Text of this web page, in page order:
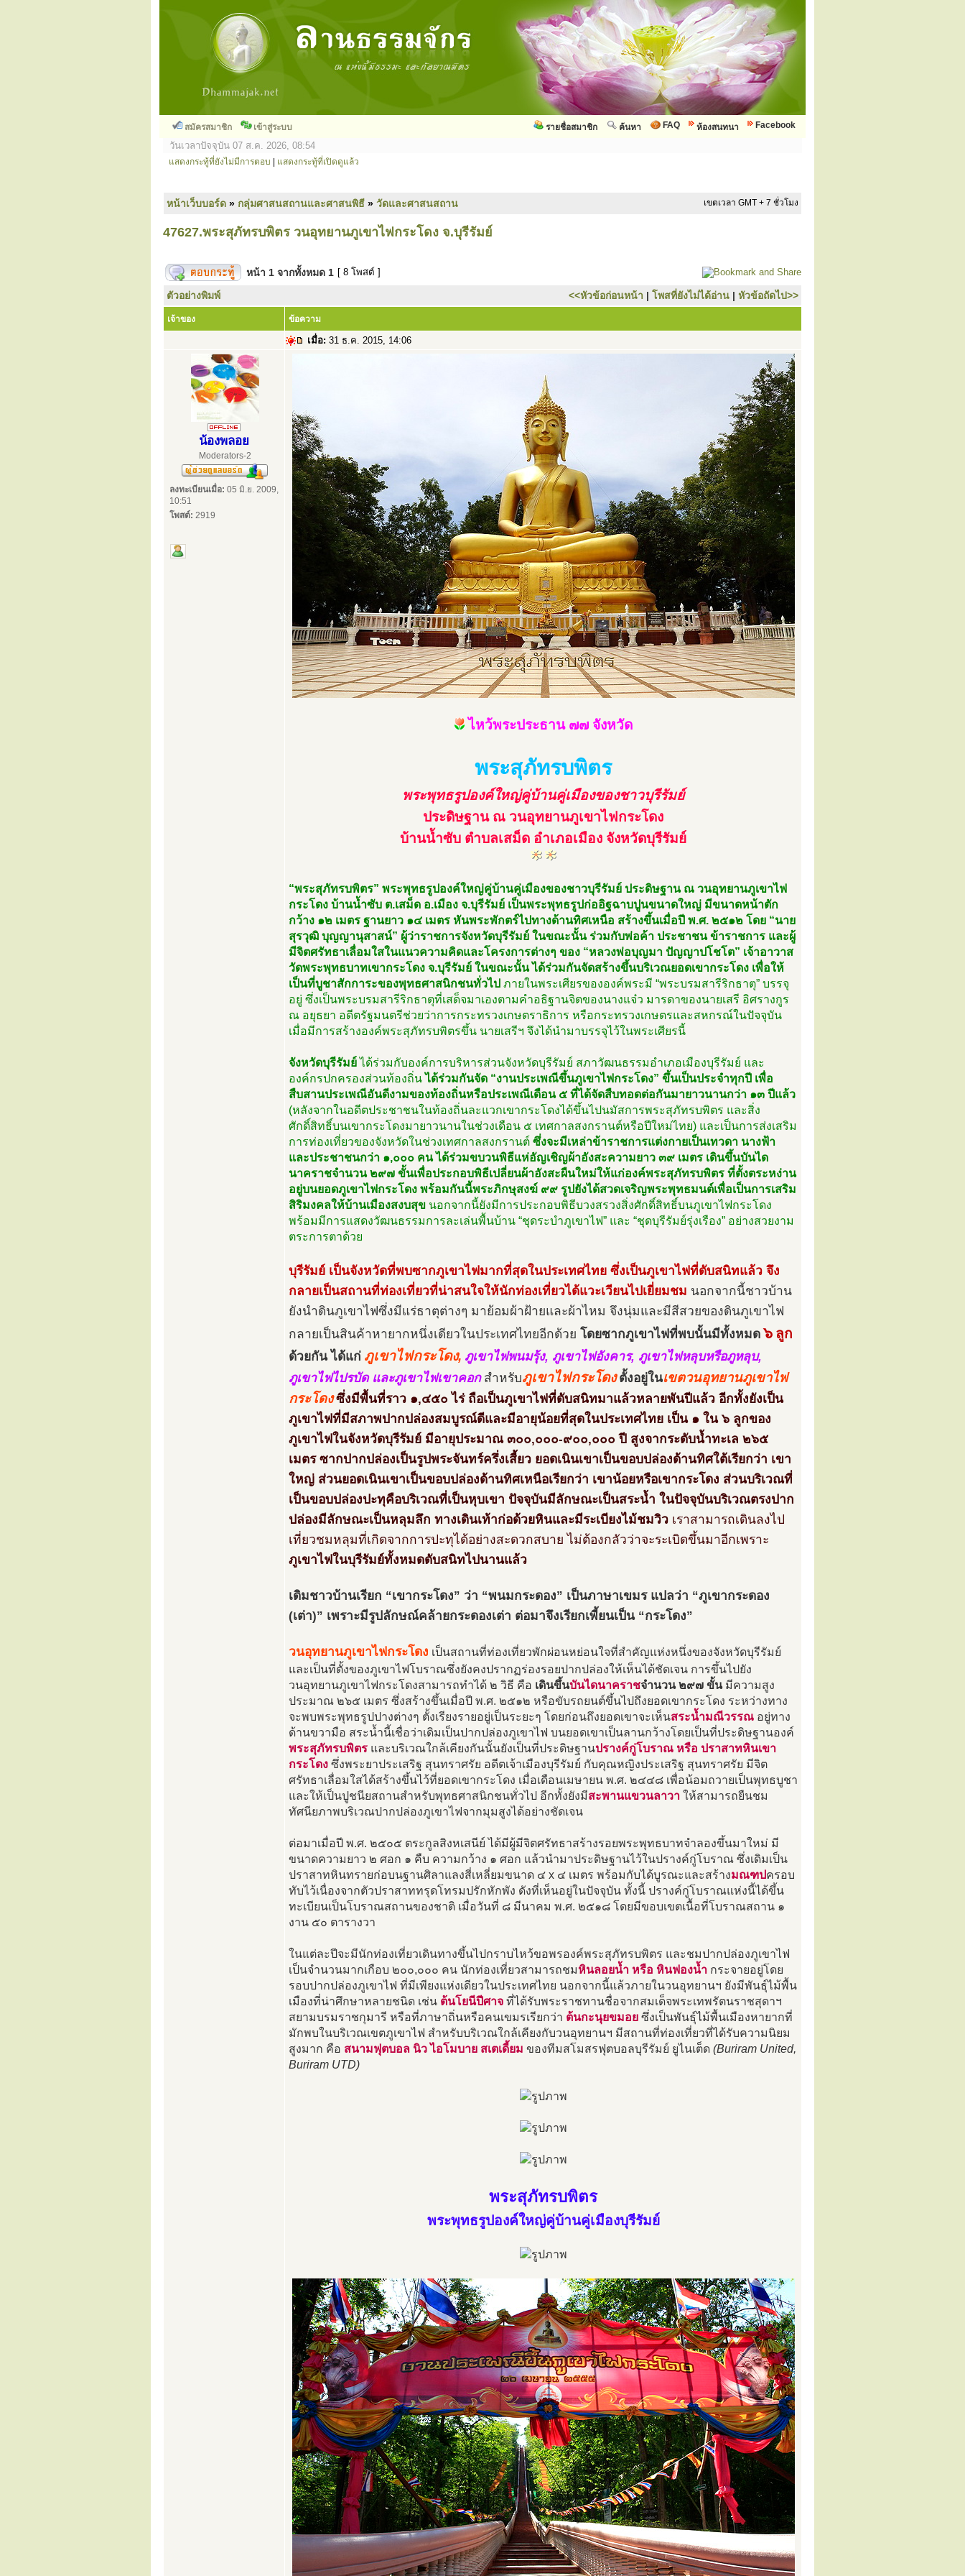
สมัครสมาชิก เข้าสู่ระบบ Facebook
ห้องสนทนา
FAQ
ค้นหา
รายชื่อสมาชิก
วันเวลาปัจจุบัน 07 ส.ค. 2026, 08:54
แสดงกระทู้ที่ยังไม่มีการตอบ แสดงกระทู้ที่เปิดดูแล้ว
หน้าเว็บบอร์ด » กลุ่มศาสนสถานและศาสนพิธี » วัดและศาสนสถาน เขตเวลา GMT + 7 ชั่วโมง
47627.พระสุภัทรบพิตร วนอุทยานภูเขาไฟกระโดง จ.บุรีรัมย์
หน้า 1 จากทั้งหมด 1 [ 8 โพสต์ ]
ตัวอย่างพิมพ์ <<หัวข้อก่อนหน้า | โพสที่ยังไม่ได้อ่าน | หัวข้อถัดไป>>
เจ้าของ ข้อความ
เมื่อ: 31 ธ.ค. 2015, 14:06
น้องพลอย
Moderators-2
ลงทะเบียนเมื่อ: 05 มิ.ย. 2009,
10:51
โพสต์: 2919
ไหว้พระประธาน ๗๗ จังหวัด
พระสุภัทรบพิตร
พระพุทธรูปองค์ใหญ่คู่บ้านคู่เมืองของชาวบุรีรัมย์
ประดิษฐาน ณ วนอุทยานภูเขาไฟกระโดง
บ้านน้ำซับ ตำบลเสม็ด อำเภอเมือง จังหวัดบุรีรัมย์
“พระสุภัทรบพิตร” พระพุทธรูปองค์ใหญ่คู่บ้านคู่เมืองของชาวบุรีรัมย์ ประดิษฐาน ณ วนอุทยานภูเขาไฟ
กระโดง บ้านน้ำซับ ต.เสม็ด อ.เมือง จ.บุรีรัมย์ เป็นพระพุทธรูปก่ออิฐฉาบปูนขนาดใหญ่ มีขนาดหน้าตัก
กว้าง ๑๒ เมตร ฐานยาว ๑๔ เมตร หันพระพักตร์ไปทางด้านทิศเหนือ สร้างขึ้นเมื่อปี พ.ศ. ๒๕๑๒ โดย “นาย
สุรวุฒิ บุญญานุสาสน์” ผู้ว่าราชการจังหวัดบุรีรัมย์ ในขณะนั้น ร่วมกับพ่อค้า ประชาชน ข้าราชการ และผู้
มีจิตศรัทธาเลื่อมใสในแนวความคิดและโครงการต่างๆ ของ “หลวงพ่อบุญมา ปัญญาปโชโต” เจ้าอาวาส
วัดพระพุทธบาทเขากระโดง จ.บุรีรัมย์ ในขณะนั้น ได้ร่วมกันจัดสร้างขึ้นบริเวณยอดเขากระโดง เพื่อให้
เป็นที่บูชาสักการะของพุทธศาสนิกชนทั่วไป ภายในพระเศียรขององค์พระมี “พระบรมสารีริกธาตุ” บรรจุ
อยู่ ซึ่งเป็นพระบรมสารีริกธาตุที่เสด็จมาเองตามคำอธิฐานจิตของนางแจ๋ว มารดาของนายเสรี อิศรางกูร
ณ อยุธยา อดีตรัฐมนตรีช่วยว่าการกระทรวงเกษตราธิการ หรือกระทรวงเกษตรและสหกรณ์ในปัจจุบัน
เมื่อมีการสร้างองค์พระสุภัทรบพิตรขึ้น นายเสรีฯ จึงได้นำมาบรรจุไว้ในพระเศียรนี้
จังหวัดบุรีรัมย์ได้ร่วมกับองค์การบริหารส่วนจังหวัดบุรีรัมย์ สภาวัฒนธรรมอำเภอเมืองบุรีรัมย์ และ
องค์กรปกครองส่วนท้องถิ่นได้ร่วมกันจัด “งานประเพณีขึ้นภูเขาไฟกระโดง” ขึ้นเป็นประจำทุกปี เพื่อ
สืบสานประเพณีอันดีงามของท้องถิ่นหรือประเพณีเดือน ๕ ที่ได้จัดสืบทอดต่อกันมายาวนานกว่า ๑๓ ปีแล้ว
(หลังจากในอดีตประชาชนในท้องถิ่นละแวกเขากระโดงได้ขึ้นไปนมัสการพระสุภัทรบพิตร และสิ่ง
ศักดิ์สิทธิ์บนเขากระโดงมายาวนานในช่วงเดือน ๕ เทศกาลสงกรานต์หรือปีใหม่ไทย) และเป็นการส่งเสริม
การท่องเที่ยวของจังหวัดในช่วงเทศกาลสงกรานต์ ซึ่งจะมีเหล่าข้าราชการแต่งกายเป็นเทวดา นางฟ้า
และประชาชนกว่า ๑,๐๐๐ คน ได้ร่วมขบวนพิธีแห่อัญเชิญผ้าอังสะความยาว ๓๙ เมตร เดินขึ้นบันได
นาคราชจำนวน ๒๙๗ ขั้นเพื่อประกอบพิธีเปลี่ยนผ้าอังสะผืนใหม่ให้แก่องค์พระสุภัทรบพิตร ที่ตั้งตระหง่าน
อยู่บนยอดภูเขาไฟกระโดง พร้อมกันนี้พระภิกษุสงฆ์ ๙๙ รูปยังได้สวดเจริญพระพุทธมนต์เพื่อเป็นการเสริม
สิริมงคลให้บ้านเมืองสงบสุข นอกจากนี้ยังมีการประกอบพิธีบวงสรวงสิ่งศักดิ์สิทธิ์บนภูเขาไฟกระโดง
พร้อมมีการแสดงวัฒนธรรมการละเล่นพื้นบ้าน “ชุดระบำภูเขาไฟ” และ “ชุดบุรีรัมย์รุ่งเรือง” อย่างสวยงาม
ตระการตาด้วย
บุรีรัมย์ เป็นจังหวัดที่พบซากภูเขาไฟมากที่สุดในประเทศไทย ซึ่งเป็นภูเขาไฟที่ดับสนิทแล้ว จึง
กลายเป็นสถานที่ท่องเที่ยวที่น่าสนใจให้นักท่องเที่ยวได้แวะเวียนไปเยี่ยมชม นอกจากนี้ชาวบ้าน
ยังนำดินภูเขาไฟซึ่งมีแร่ธาตุต่างๆ มาย้อมผ้าฝ้ายและผ้าไหม จึงนุ่มและมีสีสวยของดินภูเขาไฟ
กลายเป็นสินค้าหายากหนึ่งเดียวในประเทศไทยอีกด้วย โดยซากภูเขาไฟที่พบนั้นมีทั้งหมด ๖ ลูก
ด้วยกัน ได้แก่ ภูเขาไฟกระโดง, ภูเขาไฟพนมรุ้ง, ภูเขาไฟอังคาร, ภูเขาไฟหลุบหรือภูหลุบ,
ภูเขาไฟไปรบัด และภูเขาไฟเขาคอก สำหรับภูเขาไฟกระโดง ตั้งอยู่ในเขตวนอุทยานภูเขาไฟ
กระโดง ซึ่งมีพื้นที่ราว ๑,๔๕๐ ไร่ ถือเป็นภูเขาไฟที่ดับสนิทมาแล้วหลายพันปีแล้ว อีกทั้งยังเป็น
ภูเขาไฟที่มีสภาพปากปล่องสมบูรณ์ดีและมีอายุน้อยที่สุดในประเทศไทย เป็น ๑ ใน ๖ ลูกของ
ภูเขาไฟในจังหวัดบุรีรัมย์ มีอายุประมาณ ๓๐๐,๐๐๐-๙๐๐,๐๐๐ ปี สูงจากระดับน้ำทะเล ๒๖๕
เมตร ซากปากปล่องเป็นรูปพระจันทร์ครึ่งเสี้ยว ยอดเนินเขาเป็นขอบปล่องด้านทิศใต้เรียกว่า เขา
ใหญ่ ส่วนยอดเนินเขาเป็นขอบปล่องด้านทิศเหนือเรียกว่า เขาน้อยหรือเขากระโดง ส่วนบริเวณที่
เป็นขอบปล่องปะทุคือบริเวณที่เป็นหุบเขา ปัจจุบันมีลักษณะเป็นสระน้ำ ในปัจจุบันบริเวณตรงปาก
ปล่องมีลักษณะเป็นหลุมลึก ทางเดินเท้าก่อด้วยหินและมีระเบียงไม้ชมวิว เราสามารถเดินลงไป
เที่ยวชมหลุมที่เกิดจากการปะทุได้อย่างสะดวกสบาย ไม่ต้องกลัวว่าจะระเบิดขึ้นมาอีกเพราะ
ภูเขาไฟในบุรีรัมย์ทั้งหมดดับสนิทไปนานแล้ว
เดิมชาวบ้านเรียก “เขากระโดง” ว่า “พนมกระดอง” เป็นภาษาเขมร แปลว่า “ภูเขากระดอง
(เต่า)” เพราะมีรูปลักษณ์คล้ายกระดองเต่า ต่อมาจึงเรียกเพี้ยนเป็น “กระโดง”
วนอุทยานภูเขาไฟกระโดง เป็นสถานที่ท่องเที่ยวพักผ่อนหย่อนใจที่สำคัญแห่งหนึ่งของจังหวัดบุรีรัมย์
และเป็นที่ตั้งของภูเขาไฟโบราณซึ่งยังคงปรากฏร่องรอยปากปล่องให้เห็นได้ชัดเจน การขึ้นไปยัง
วนอุทยานภูเขาไฟกระโดงสามารถทำได้ ๒ วิธี คือ เดินขึ้นบันไดนาคราชจำนวน ๒๙๗ ขั้นมีความสูง
ประมาณ ๒๖๕ เมตร ซึ่งสร้างขึ้นเมื่อปี พ.ศ. ๒๕๑๒ หรือขับรถยนต์ขึ้นไปถึงยอดเขากระโดง ระหว่างทาง
จะพบพระพุทธรูปปางต่างๆ ตั้งเรียงรายอยู่เป็นระยะๆ โดยก่อนถึงยอดเขาจะเห็นสระน้ำมณีวรรณ อยู่ทาง
ด้านขวามือ สระน้ำนี้เชื่อว่าเดิมเป็นปากปล่องภูเขาไฟ บนยอดเขาเป็นลานกว้างโดยเป็นที่ประดิษฐานองค์
พระสุภัทรบพิตร และบริเวณใกล้เคียงกันนั้นยังเป็นที่ประดิษฐานปรางค์กู่โบราณ หรือ ปราสาทหินเขา
กระโดง ซึ่งพระยาประเสริฐ สุนทราศรัย อดีตเจ้าเมืองบุรีรัมย์ กับคุณหญิงประเสริฐ สุนทราศรัย มีจิต
ศรัทธาเลื่อมใสได้สร้างขึ้นไว้ที่ยอดเขากระโดง เมื่อเดือนเมษายน พ.ศ. ๒๔๔๘ เพื่อน้อมถวายเป็นพุทธบูชา
และให้เป็นปูชนียสถานสำหรับพุทธศาสนิกชนทั่วไป อีกทั้งยังมีสะพานแขวนลาวา ให้สามารถยืนชม
ทัศนียภาพบริเวณปากปล่องภูเขาไฟจากมุมสูงได้อย่างชัดเจน
ต่อมาเมื่อปี พ.ศ. ๒๕๐๕ ตระกูลสิงหเสนีย์ ได้มีผู้มีจิตศรัทธาสร้างรอยพระพุทธบาทจำลองขึ้นมาใหม่ มี
ขนาดความยาว ๒ ศอก ๑ คืบ ความกว้าง ๑ ศอก แล้วนำมาประดิษฐานไว้ในปรางค์กู่โบราณ ซึ่งเดิมเป็น
ปราสาทหินทรายก่อบนฐานศิลาแลงสี่เหลี่ยมขนาด ๔ x ๔ เมตร พร้อมกับได้บูรณะและสร้างมณฑปครอบ
ทับไว้เนื่องจากตัวปราสาททรุดโทรมปรักหักพัง ดังที่เห็นอยู่ในปัจจุบัน ทั้งนี้ ปรางค์กู่โบราณแห่งนี้ได้ขึ้น
ทะเบียนเป็นโบราณสถานของชาติ เมื่อวันที่ ๘ มีนาคม พ.ศ. ๒๕๑๘ โดยมีขอบเขตเนื้อที่โบราณสถาน ๑
งาน ๕๐ ตารางวา
ในแต่ละปีจะมีนักท่องเที่ยวเดินทางขึ้นไปกราบไหว้ขอพรองค์พระสุภัทรบพิตร และชมปากปล่องภูเขาไฟ
เป็นจำนวนมากเกือบ ๒๐๐,๐๐๐ คน นักท่องเที่ยวสามารถชมหินลอยน้ำ หรือ หินฟองน้ำ กระจายอยู่โดย
รอบปากปล่องภูเขาไฟ ที่มีเพียงแห่งเดียวในประเทศไทย นอกจากนี้แล้วภายในวนอุทยานฯ ยังมีพันธุ์ไม้พื้น
เมืองที่น่าศึกษาหลายชนิด เช่น ต้นโยนีปีศาจ ที่ได้รับพระราชทานชื่อจากสมเด็จพระเทพรัตนราชสุดาฯ
สยามบรมราชกุมารี หรือที่ภาษาถิ่นหรือคนเขมรเรียกว่า ต้นกะนุยขมอย ซึ่งเป็นพันธุ์ไม้พื้นเมืองหายากที่
มักพบในบริเวณเขตภูเขาไฟ สำหรับบริเวณใกล้เคียงกับวนอุทยานฯ มีสถานที่ท่องเที่ยวที่ได้รับความนิยม
สูงมาก คือ สนามฟุตบอล นิว ไอโมบาย สเตเดี้ยม ของทีมสโมสรฟุตบอลบุรีรัมย์ ยูไนเต็ด (Buriram United,
Buriram UTD)
พระสุภัทรบพิตร
พระพุทธรูปองค์ใหญ่คู่บ้านคู่เมืองบุรีรัมย์